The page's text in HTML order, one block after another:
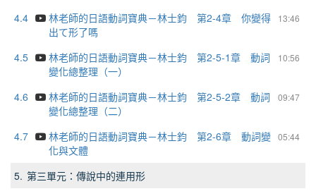
4.4
13:46
林老師的日語動詞寶典－林士鈞 第2-4章 你變得
出て形了嗎
4.5
10:56
林老師的日語動詞寶典－林士鈞 第2-5-1章 動詞
變化總整理（一）
4.6
09:47
林老師的日語動詞寶典－林士鈞 第2-5-2章 動詞
變化總整理（二）
4.7
05:44
林老師的日語動詞寶典－林士鈞 第2-6章 動詞變
化與文體
5. 第三單元：傳說中的連用形